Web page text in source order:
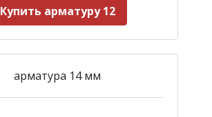
Купить арматуру 12
арматура 14 мм